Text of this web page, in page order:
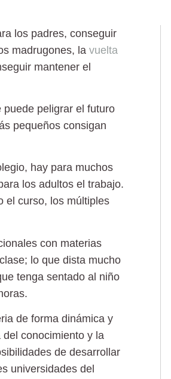
los padres, conseguir
madrugones, la vuelta
mantener el
peligrar el futuro
pequeños consigan
hay para muchos
los adultos el trabajo.
el curso, los múltiples
con materias
lo que dista mucho
tenga sentado al niño
de forma dinámica y
conocimiento y la
de desarrollar
universidades del